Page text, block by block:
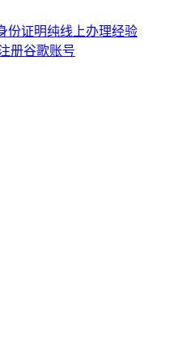
份证明纯线上办理经验
册谷歌账号